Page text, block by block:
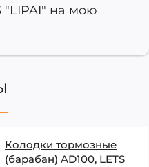
"LIPAI" на мою
Колодки тормозные
(барабан) AD100, LETS